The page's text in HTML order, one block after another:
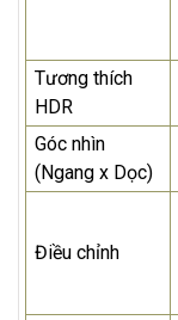
Tương thích
HDR
Góc nhìn
(Ngang x Dọc)
Điều chỉnh